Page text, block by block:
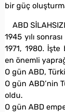
bir güç
ABD
1945 yılı
1971, 1980. İşte
en önemli
O gün ABD,
O gün ABD’nin
oldu.
O gün ABD